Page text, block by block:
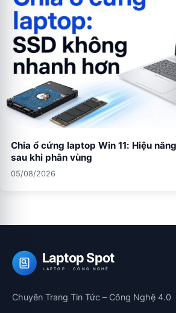
Chia ổ cứng laptop Win 11: Hiệu
sau khi phân vùng
05/08/2026
Laptop Spot
LAPTOP · CÔNG NGHỆ
Chuyên Trang Tin Tức – Công Nghệ 4.0